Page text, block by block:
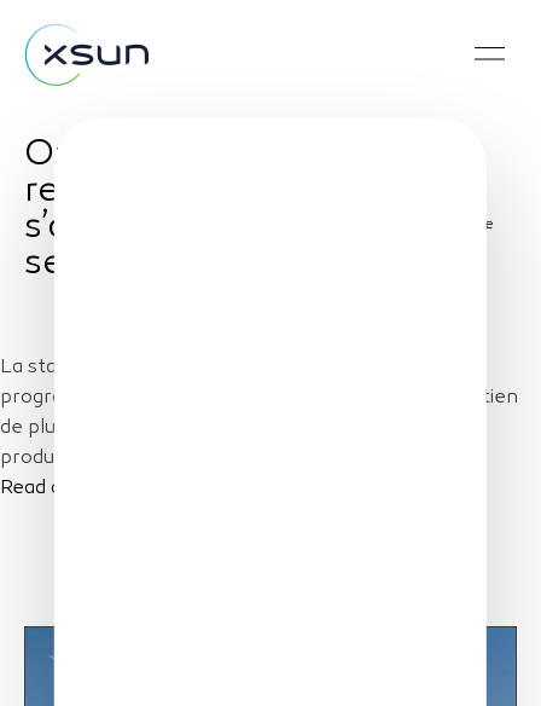
Ouest France : Xsun
reconnue par l’Europe
s’apprête à fabriquer
ses drones en série
Share
La start-up Xsun vient d’être sélectionnée par le
programme européen H 2020 qui lui apporte un soutien
de plus de 5 M€ et va lui permettre de lancer la
production en série de ses drones autonomes.
Read article